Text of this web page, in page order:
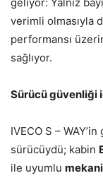
verimli olmasıyla
performansı
sağlıyor.
Sürücü güvenliği
IVECO S –
sürücüydü; kabin
ile uyumlu